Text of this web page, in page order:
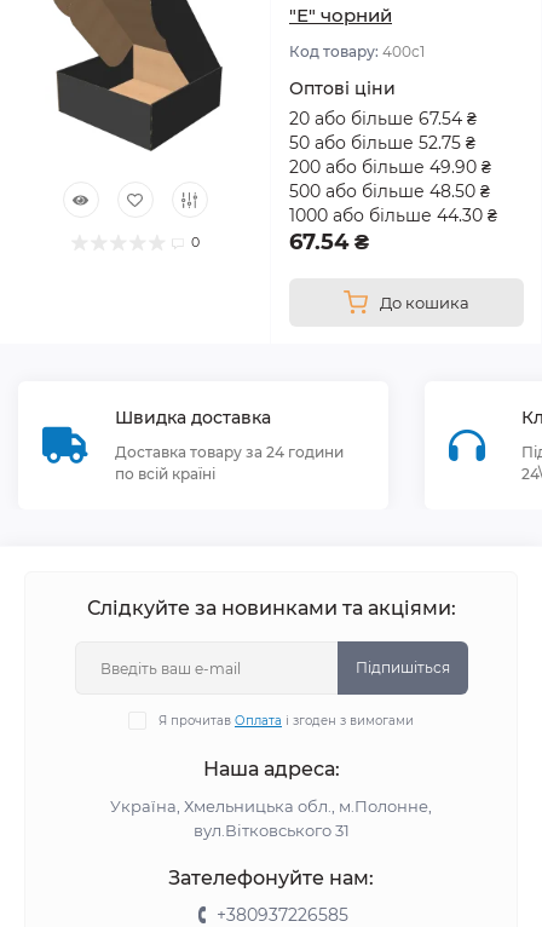
0
"Е" чорний
Код товару: 400с1
Оптові ціни
20 або більше 67.54 ₴
50 або більше 52.75 ₴
200 або більше 49.90 ₴
500 або більше 48.50 ₴
1000 або більше 44.30 ₴
67.54 ₴
До кошика
Швидка доставка
Доставка товару за 24 години
по всій країні
Слідкуйте за новинками та акціями:
Підпишіться
Я прочитав Оплата і згоден з вимогами
Наша адреса:
Україна, Хмельницька обл., м.Полонне,
вул.Вітковського 31
Зателефонуйте нам:
+380937226585